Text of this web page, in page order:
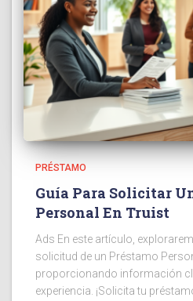
PRÉSTAMO
Guía Para Solicitar
Personal En Truist
Ads En este artículo,
solicitud de un Préstamo
proporcionando información
experiencia. ¡Solicita tu